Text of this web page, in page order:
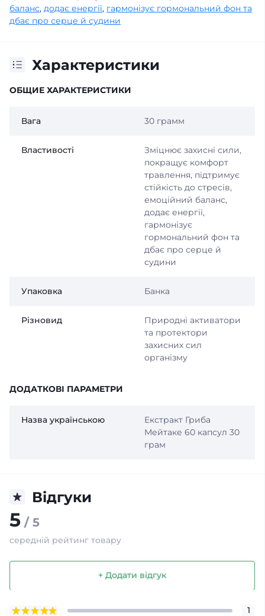
баланс, додає енергії, гармонізує гормональний фон та
дбає про серце й судини
Характеристики
ОБЩИЕ ХАРАКТЕРИСТИКИ
Вага 30 грамм
Властивості
Зміцнює захисні сили,
покращує комфорт
травлення, підтримує
стійкість до стресів,
емоційний баланс,
додає енергії,
гармонізує
гормональний фон та
дбає про серце й
судини
Упаковка Банка
Різновид
Природні активатори
та протектори
захисних сил
організму
ДОДАТКОВІ ПАРАМЕТРИ
Назва українською
Екстракт Гриба
Мейтаке 60 капсул 30
грам
Відгуки
5 / 5
середній рейтинг товару
+ Додати відгук
1